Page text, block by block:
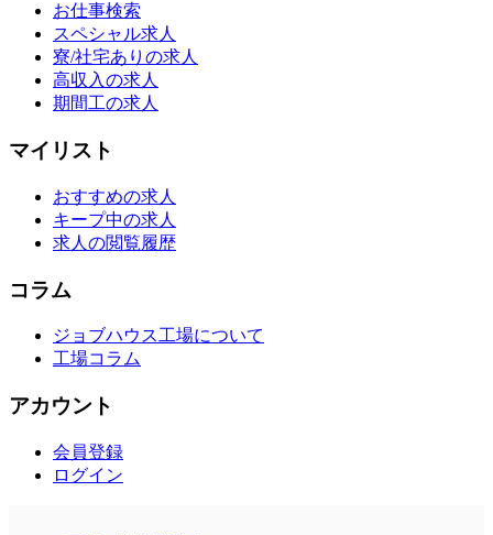
お仕事検索
スペシャル求人
寮/社宅ありの求人
高収入の求人
期間工の求人
マイリスト
おすすめの求人
キープ中の求人
求人の閲覧履歴
コラム
ジョブハウス工場について
工場コラム
アカウント
会員登録
ログイン